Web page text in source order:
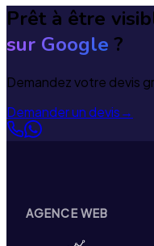
Prêt à être
sur Google ?
Demandez votre devis
Demander un devis→
AGENCE WEB